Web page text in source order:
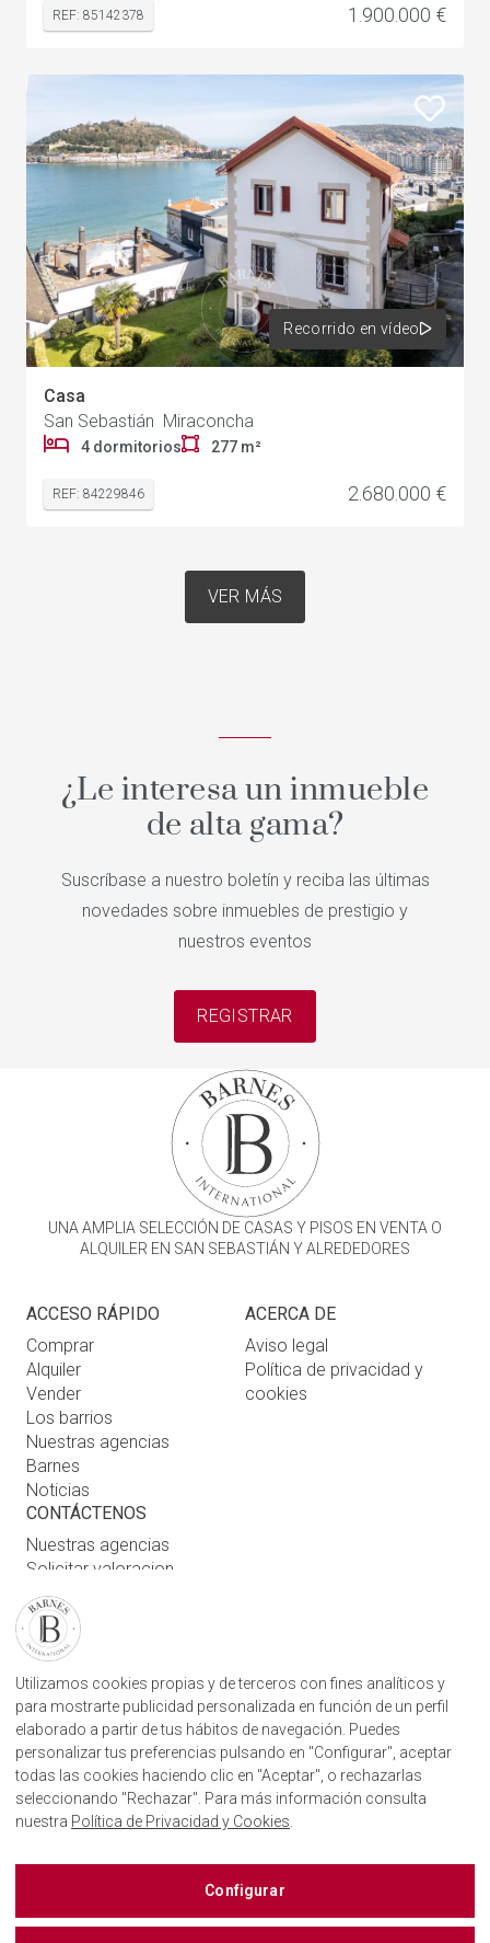
REF: 85142378 1.900.000 €
Recorrido en vídeo
Casa
San Sebastián Miraconcha
4 dormitorios 277 m²
REF: 84229846 2.680.000 €
VER MÁS
¿Le interesa un inmueble
de alta gama?
Suscríbase a nuestro boletín y reciba las últimas
novedades sobre inmuebles de prestigio y
nuestros eventos
REGISTRAR
UNA AMPLIA SELECCIÓN DE CASAS Y PISOS EN VENTA O
ALQUILER EN SAN SEBASTIÁN Y ALREDEDORES
ACCESO RÁPIDO
Comprar
Alquiler
Vender
Los barrios
Nuestras agencias
Barnes
Noticias
ACERCA DE
Aviso legal
Política de privacidad y
cookies
CONTÁCTENOS
Nuestras agencias
Solicitar valoracion
Contáctenos
Inicio de sesión de usuario
AGENCIA INMOBILIARIA BARNES SAN SEBASTIÁN
CAMINO KALEA, 1
20004, DONOSTIA, GIPUZKOA
+34843751115
Utilizamos cookies propias y de terceros con fines analíticos y
para mostrarte publicidad personalizada en función de un perfil
elaborado a partir de tus hábitos de navegación. Puedes
personalizar tus preferencias pulsando en "Configurar", aceptar
todas las cookies haciendo clic en "Aceptar", o rechazarlas
seleccionando "Rechazar". Para más información consulta
nuestra Política de Privacidad y Cookies
Configurar